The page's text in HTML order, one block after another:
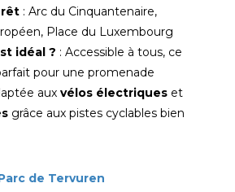
: Arc du Cinquantenaire,
Place du Luxembourg
idéal ? : Accessible à tous, ce
pour une promenade
auxvélos électriques et
grâce aux pistes cyclables bien
de Tervuren